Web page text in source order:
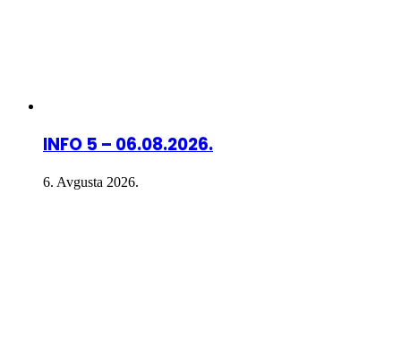
INFO 5 – 06.08.2026.
6. Avgusta 2026.